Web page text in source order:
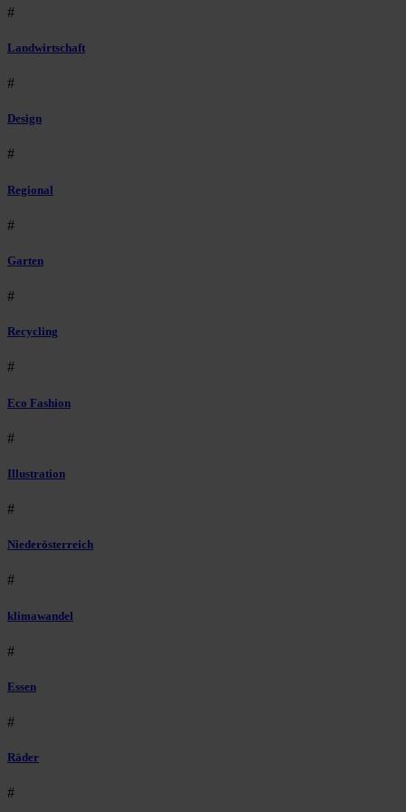
#
Landwirtschaft
#
Design
#
Regional
#
Garten
#
Recycling
#
Eco Fashion
#
Illustration
#
Niederösterreich
#
klimawandel
#
Essen
#
Räder
#